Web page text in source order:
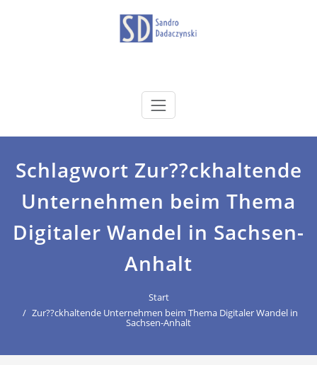
dadaczynski.de
Schlagwort Zur??ckhaltende
Unternehmen beim Thema
Digitaler Wandel in Sachsen-
Anhalt
Start
Zur??ckhaltende Unternehmen beim Thema Digitaler Wandel in
Sachsen-Anhalt